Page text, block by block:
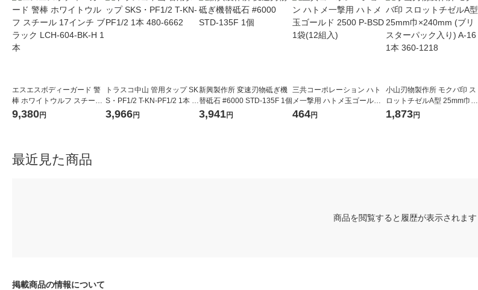
エスエスボディーガード 警
棒 ホワイトウルフ スチール
17インチ ブラック LCH-604
9,380円
トラスコ中山 管用タップ SK
S・PF1/2 T-KN-PF1/2 1本 4
80-6662
3,966円
新興製作所 変速刃物砥ぎ機
替砥石 #6000 STD-135F 1個
3,941円
三共コーポレーション ハト
メ一撃用 ハトメ玉ゴールド
2500 P-BSD 1袋(12組入)
464円
小山刃物製作所 モクバ印 ス
ロットチゼルA型 25mm巾×2
40mm (ブリスターパック入
1,873円
最近見た商品
商品を閲覧すると履歴が表示されます
掲載商品の情報について